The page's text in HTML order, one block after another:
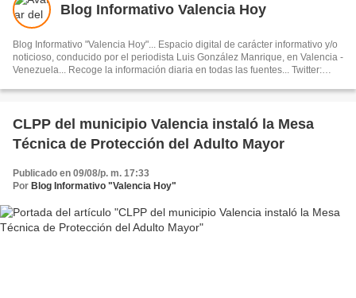
Blog Informativo Valencia Hoy
Blog Informativo "Valencia Hoy"... Espacio digital de carácter informativo y/o
noticioso, conducido por el periodista Luis González Manrique, en Valencia -
Venezuela... Recoge la información diaria en todas las fuentes... Twitter:
@blogvalenciahoy... Página: Blog Informativo "Valencia Hoy"
CLPP del municipio Valencia instaló la Mesa
Técnica de Protección del Adulto Mayor
Publicado en 09/08/p. m. 17:33
Por Blog Informativo "Valencia Hoy"